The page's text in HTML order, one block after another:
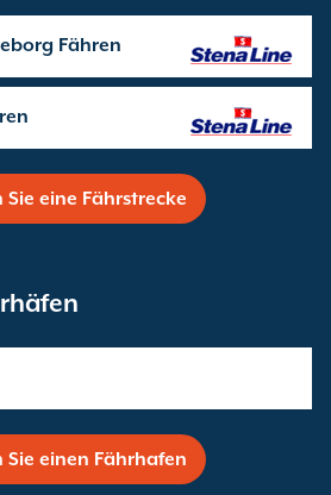
Fähren
Sie eine Fährstrecke
Sie einen Fährhafen